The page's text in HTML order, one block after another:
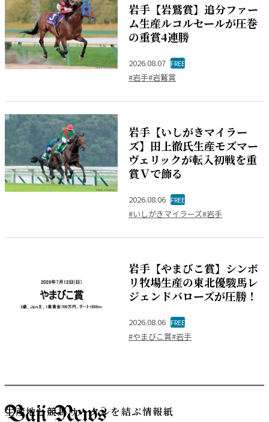
岩手【岩鷲賞】追分ファー
ム生産ルコルセールが圧巻
の重賞4連勝
2026.08.07 FREE
#岩手#岩鷲賞
岩手【いしがきマイラー
ズ】田上徹氏生産モズマー
ヴェリックが転入初戦を重
賞Ｖで飾る
2026.08.06 FREE
#いしがきマイラーズ#岩手
岩手【やまびこ賞】シンボ
リ牧場生産の東北優駿馬レ
ジェンドバローズが圧勝！
2026.08.06 FREE
#やまびこ賞#岩手
生産地と競馬サークルを結ぶ情報紙